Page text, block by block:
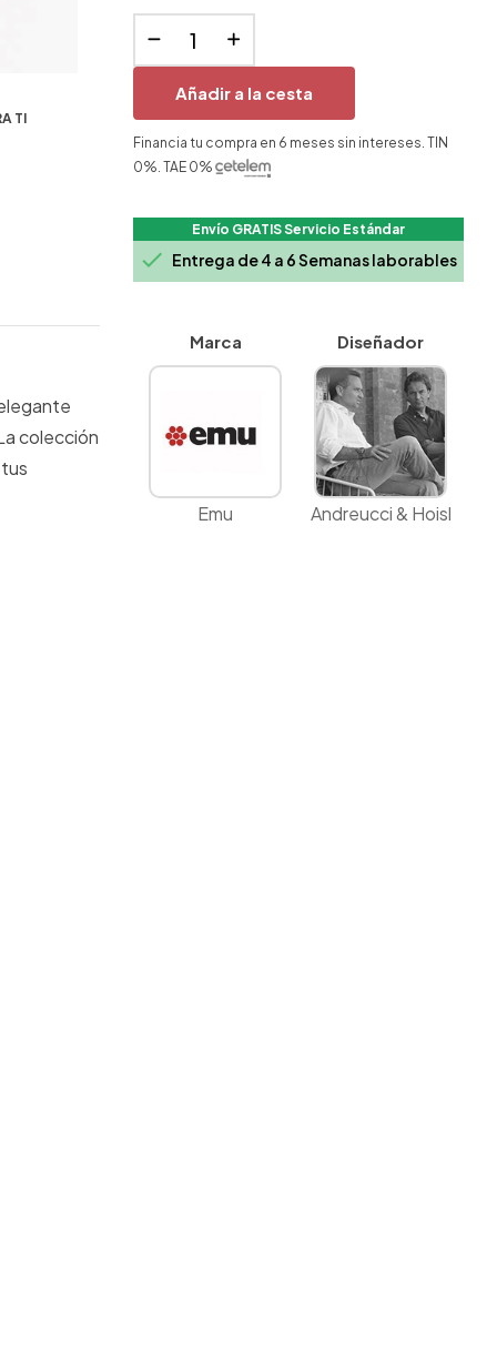
TI
colección
Añadir a la cesta
Financia tu compra en 6 meses sin intereses. TIN
0%. TAE 0%
Envío GRATIS Servicio Estándar
 Entrega de 4 a 6 Semanas laborables
Marca
Emu
Diseñador
Andreucci & Hoisl